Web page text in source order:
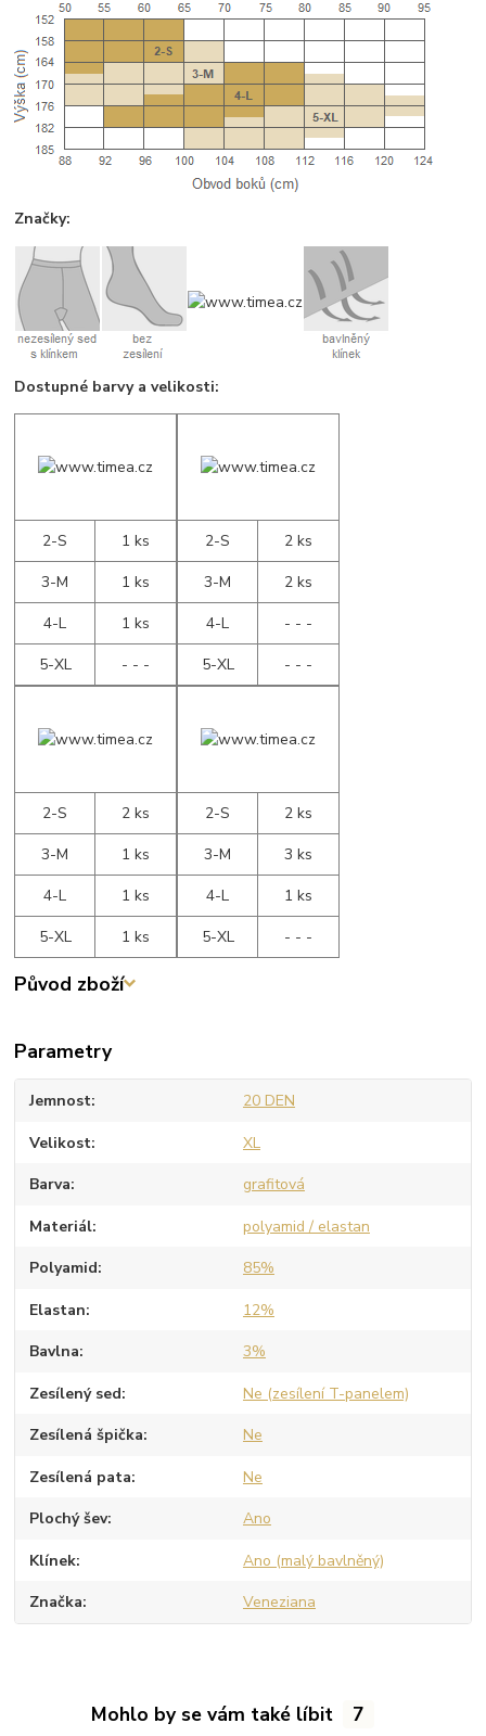
Značky:
Dostupné barvy a velikosti:
2-S
1 ks
3-M
1 ks
4-L
1 ks
5-XL
- - -
2-S
2 ks
3-M
2 ks
4-L
- - -
5-XL
- - -
2-S
2 ks
3-M
1 ks
4-L
1 ks
5-XL
1 ks
2-S
2 ks
3-M
3 ks
4-L
1 ks
5-XL
- - -
Původ zboží
Parametry
Jemnost 20 DEN
Velikost XL
Barva grafitová
Materiál polyamid / elastan
Polyamid 85%
Elastan 12%
Bavlna 3%
Zesílený sed Ne (zesílení T-panelem)
Zesílená špička Ne
Zesílená pata Ne
Plochý šev Ano
Klínek Ano (malý bavlněný)
Značka Veneziana
Mohlo by se vám také líbit 7